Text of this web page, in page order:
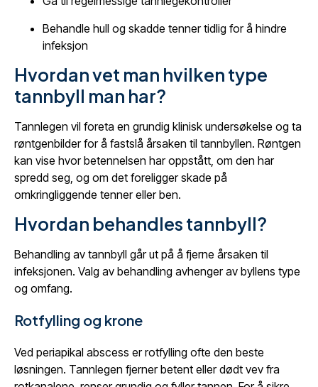
Behandle hull og skadde tenner tidlig for å hindre
infeksjon
Hvordan vet man hvilken type
tannbyll man har?
Tannlegen vil foreta en grundig klinisk undersøkelse og ta
røntgenbilder for å fastslå årsaken til tannbyllen. Røntgen
kan vise hvor betennelsen har oppstått, om den har
spredd seg, og om det foreligger skade på
omkringliggende tenner eller ben.
Hvordan behandles tannbyll?
Behandling av tannbyll går ut på å fjerne årsaken til
infeksjonen. Valg av behandling avhenger av byllens type
og omfang.
Rotfylling og krone
Ved periapikal abscess er rotfylling ofte den beste
løsningen. Tannlegen fjerner betent eller dødt vev fra